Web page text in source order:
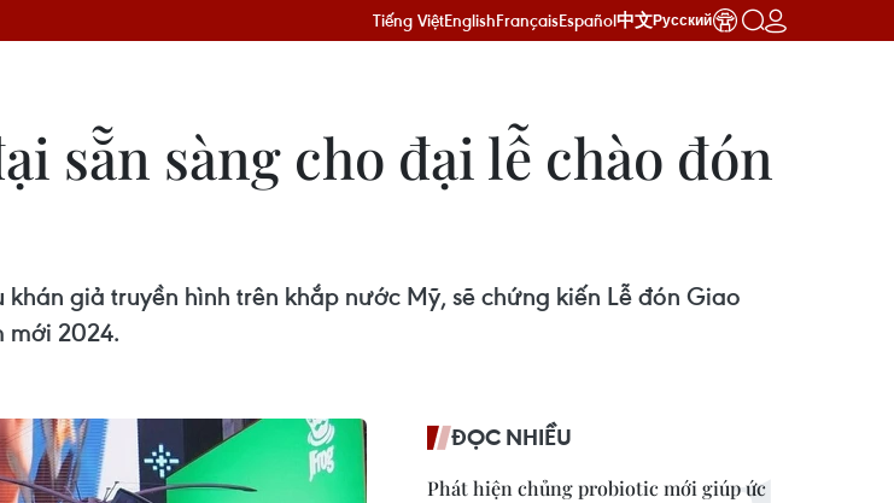
Tiếng ViệtEnglishFrançaisEspañol中文Русский
sẵn sàng cho đại lễ chào đón
giả truyền hình trên khắp nước Mỹ, sẽ chứng kiến Lễ đón Giao
mới 2024.
ĐỌC NHIỀU
Phát hiện chủng probiotic mới giúp ức